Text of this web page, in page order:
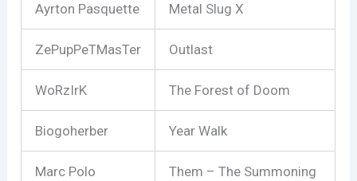
Ayrton Pasquette Metal Slug X
ZePupPeTMasTer Outlast
WoRzIrK The Forest of Doom
Biogoherber Year Walk
Marc Polo Them – The Summoning